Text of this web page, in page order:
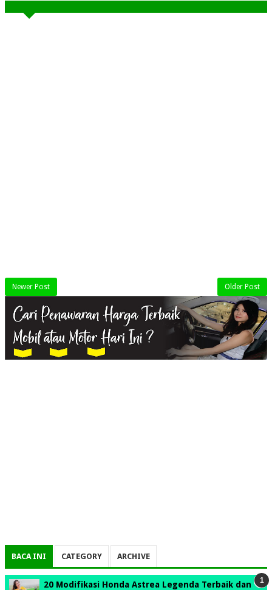
Newer Post Older Post
BACA INI CATEGORY ARCHIVE
20 Modifikasi Honda Astrea Legenda Terbaik dan